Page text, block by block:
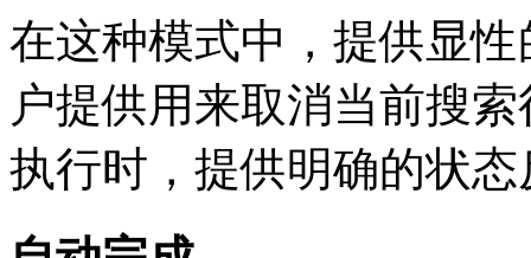
在这种模式中，提供显
户提供用来取消当前搜
执行时，提供明确的状态